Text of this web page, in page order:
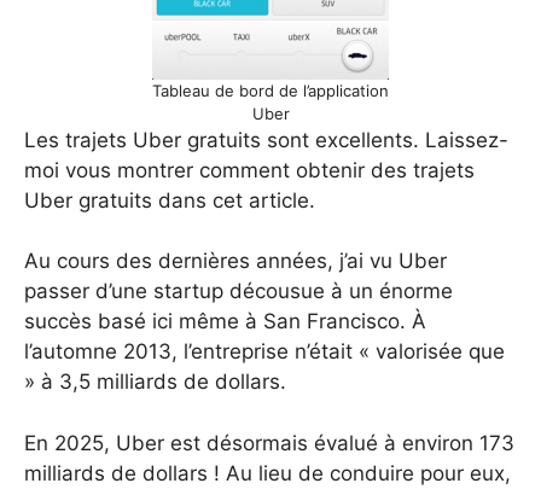
Tableau de bord de l’application
Uber
Les trajets Uber gratuits sont excellents. Laissez-
moi vous montrer comment obtenir des trajets
Uber gratuits dans cet article.
Au cours des dernières années, j’ai vu Uber
passer d’une startup décousue à un énorme
succès basé ici même à San Francisco. À
l’automne 2013, l’entreprise n’était « valorisée que
» à 3,5 milliards de dollars.
En 2025, Uber est désormais évalué à environ 173
milliards de dollars ! Au lieu de conduire pour eux,